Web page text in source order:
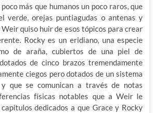
más que humanos un poco raros, que
verde, orejas puntiagudas o antenas y
Weir quiso huir de esos tópicos para crear
Rocky es un eridiano, una especie
de araña, cubiertos de una piel de
de cinco brazos tremendamente
ciegos pero dotados de un sistema
que se comunican a través de notas
físicas notables que a Weir le
dedicados a que Grace y Rocky